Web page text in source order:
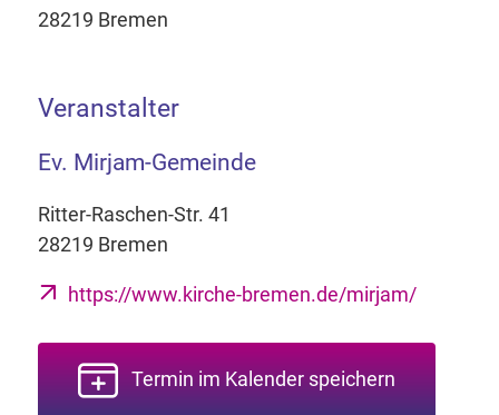
28219 Bremen
Veranstalter
Ev. Mirjam-Gemeinde
Ritter-Raschen-Str. 41
28219 Bremen
https://www.kirche-bremen.de/mirjam/
Termin im Kalender speichern